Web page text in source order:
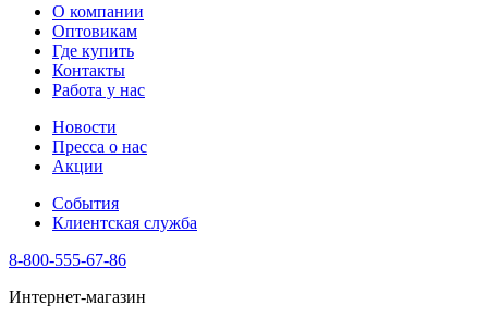
О компании
Оптовикам
Где купить
Контакты
Работа у нас
Новости
Пресса о нас
Акции
События
Клиентская служба
8-800-555-67-86
Интернет-магазин